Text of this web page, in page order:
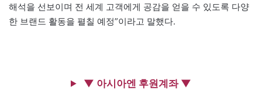
해석을 선보이며 전 세계 고객에게 공감을 얻을 수 있도록 다양
한 브랜드 활동을 펼칠 예정”이라고 말했다.
▼ 아시아엔 후원계좌 ▼